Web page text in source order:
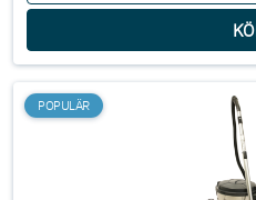
POPULÄR